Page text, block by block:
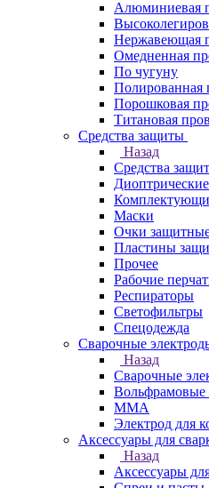
Алюминиевая
Нержавеющая
Омедненная
По чугуну
Полированная
Порошковая
Титановая
Средства защиты
Назад
Средства
Маски
Очки
Пластины
Прочее
Рабочие
Респираторы
Светофильтры
Спецодежда
Сварочные
Назад
Сварочные
Вольфрамовые
ММА
Электрод для
Аксессуары для
Назад
Аксессуары